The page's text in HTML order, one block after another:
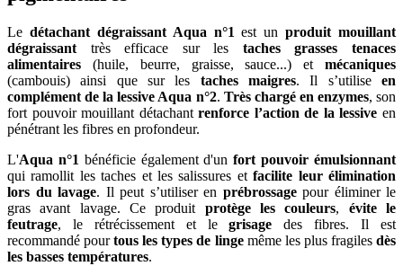
Le détachant dégraissant Aqua n°1 est unproduit mouillant
dégraissant très efficace sur les taches grasses tenaces
alimentaires (huile, beurre, graisse, sauce...) et mécaniques
(cambouis) ainsi que sur les taches maigres. Il s’utiliseen
complément de la lessive Aqua n°2. Très chargé en enzymes, son
fort pouvoir mouillant détachantrenforce l’action de la lessive en
pénétrant les fibres en profondeur.
L'Aqua n°1 bénéficie également d'unfort pouvoir émulsionnant
qui ramollit les taches et les salissures etfacilite leur élimination
lors du lavage. Il peut s’utiliser en prébrossagepour éliminer le
gras avant lavage. Ce produit protège les couleurs, évite le
feutrage, le rétrécissement et legrisage des fibres. Il est
recommandé pourtous les types de lingemême les plus fragilesdès
les basses températures.